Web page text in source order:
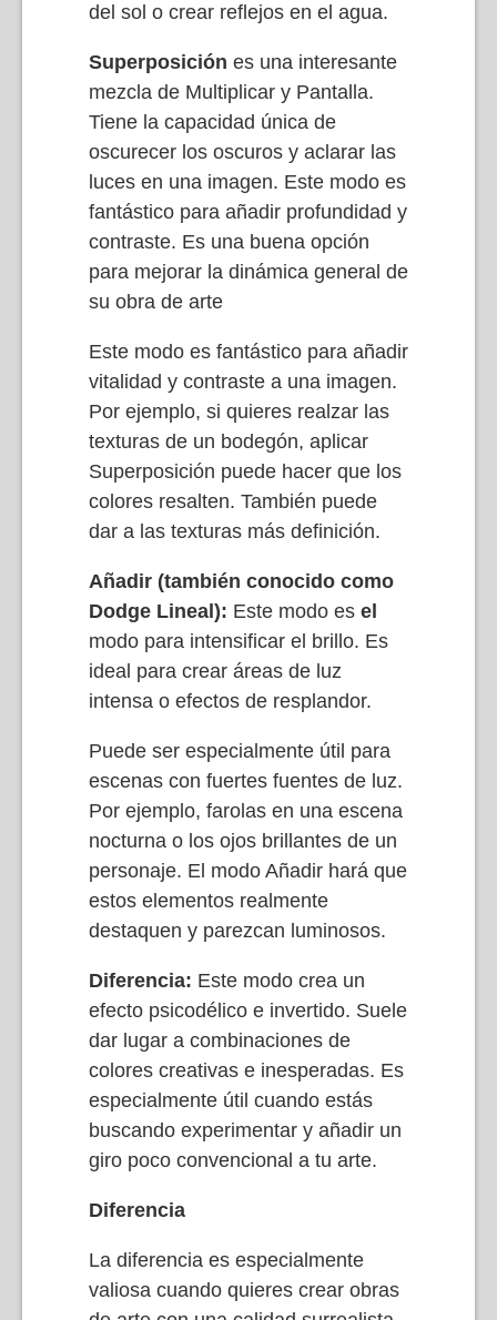
del sol o crear reflejos en el agua.
Superposición es una interesante
mezcla de Multiplicar y Pantalla.
Tiene la capacidad única de
oscurecer los oscuros y aclarar las
luces en una imagen. Este modo es
fantástico para añadir profundidad y
contraste. Es una buena opción
para mejorar la dinámica general de
su obra de arte
Este modo es fantástico para añadir
vitalidad y contraste a una imagen.
Por ejemplo, si quieres realzar las
texturas de un bodegón, aplicar
Superposición puede hacer que los
colores resalten. También puede
dar a las texturas más definición.
Añadir (también conocido como
Dodge Lineal): Este modo es el
modo para intensificar el brillo. Es
ideal para crear áreas de luz
intensa o efectos de resplandor.
Puede ser especialmente útil para
escenas con fuertes fuentes de luz.
Por ejemplo, farolas en una escena
nocturna o los ojos brillantes de un
personaje. El modo Añadir hará que
estos elementos realmente
destaquen y parezcan luminosos.
Diferencia: Este modo crea un
efecto psicodélico e invertido. Suele
dar lugar a combinaciones de
colores creativas e inesperadas. Es
especialmente útil cuando estás
buscando experimentar y añadir un
giro poco convencional a tu arte.
Diferencia
La diferencia es especialmente
valiosa cuando quieres crear obras